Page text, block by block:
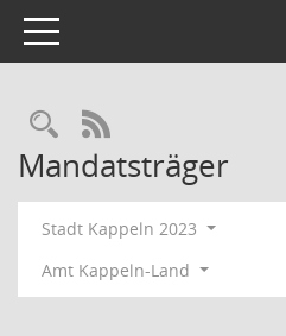
Toggle navigation
Rechercheauswahl
RSS-Feed
Mandatsträger
Stadt Kappeln 2023
Amt Kappeln-Land